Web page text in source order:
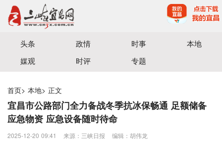
宜昌三峡融媒体中心主办
头条 政情 时事
本地
媒观
时评 专题
首页> 本地> 正文
宜昌市公路部门全力备战冬季抗冰保畅通 足额储备
应急物资 应急设备随时待命
2025-12-20 09:41 来源：三峡日报 编辑：胡伟龙